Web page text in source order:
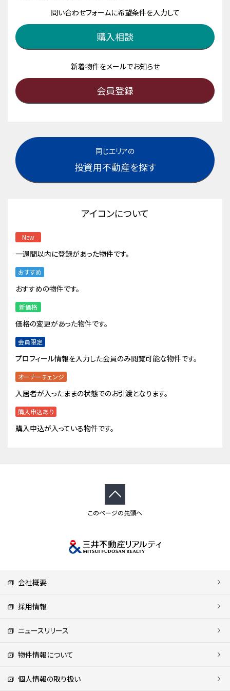
問い合わせフォームに希望条件を入力して
購入相談
新着物件をメールでお知らせ
会員登録
同じエリアの
投資用不動産を探す
アイコンについて
New
一週間以内に登録があった物件です。
おすすめ
おすすめの物件です。
新価格
価格の変更があった物件です。
会員限定
プロフィール情報を入力した会員のみ閲覧可能な物件です。
オーナーチェンジ
入居者が入ったままの状態でのお引渡となります。
購入申込あり
購入申込が入っている物件です。
このページの先頭へ
会社概要
採用情報
ニュースリリース
物件情報について
個人情報の取り扱い